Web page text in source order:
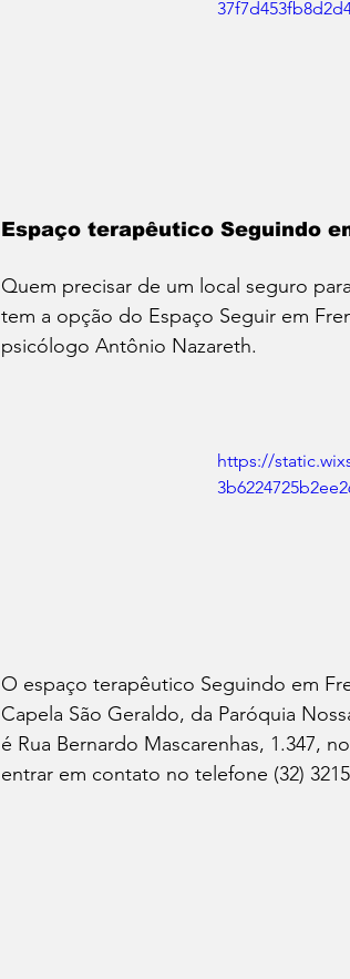
Espaço terapêutico Seguindo
Quem precisar de um local seguro
tem a opção do Espaço Seguir em
psicólogo Antônio Nazareth.
https://
O espaço terapêutico Seguindo em
Capela São Geraldo, da Paróquia
é Rua Bernardo Mascarenhas, 1.347,
entrar em contato no telefone (32)